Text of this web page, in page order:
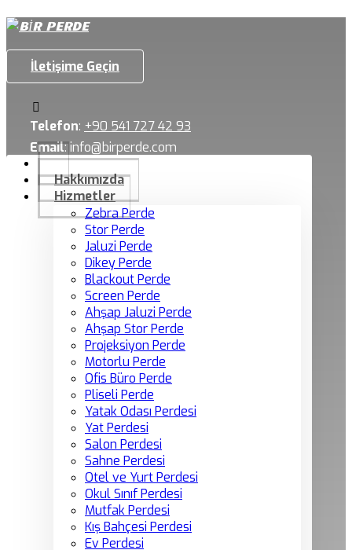
İletişime Geçin
Telefon: +90 541 727 42 93
Email:info@birperde.com
Hakkımızda
Hizmetler
Zebra Perde
Stor Perde
Jaluzi Perde
Dikey Perde
Blackout Perde
Screen Perde
Ahşap Jaluzi Perde
Ahşap Stor Perde
Projeksiyon Perde
Motorlu Perde
Ofis Büro Perde
Pliseli Perde
Yatak Odası Perdesi
Yat Perdesi
Salon Perdesi
Sahne Perdesi
Otel ve Yurt Perdesi
Okul Sınıf Perdesi
Mutfak Perdesi
Kış Bahçesi Perdesi
Ev Perdesi